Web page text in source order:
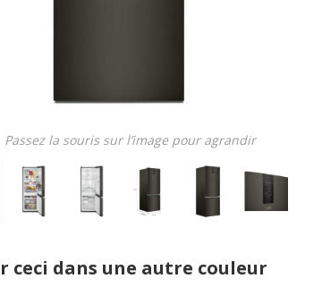
Passez la souris sur l’image pour agrandir
ceci dans une autre couleur